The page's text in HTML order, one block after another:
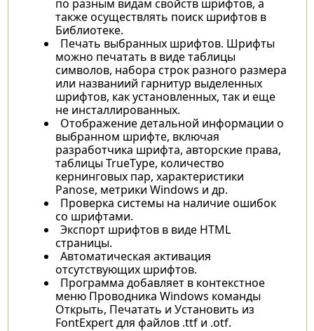
по разным видам свойств шрифтов, а
также осуществлять поиск шрифтов в
Библиотеке.
Печать выбранных шрифтов. Шрифты
можно печатать в виде таблицы
символов, набора строк разного размера
или названиий гарнитур выделенных
шрифтов, как установленных, так и еще
не инсталлированных.
Отображение детальной информации о
выбранном шрифте, включая
разработчика шрифта, авторские права,
таблицы TrueType, количество
кернинговых пар, характеристики
Panose, метрики Windows и др.
Проверка системы на наличие ошибок
со шрифтами.
Экспорт шрифтов в виде HTML
страницы.
Автоматическая активация
отсутствующих шрифтов.
Программа добавляет в контекстное
меню Проводника Windows команды
Открыть, Печатать и Установить из
FontExpert для файлов .ttf и .otf.